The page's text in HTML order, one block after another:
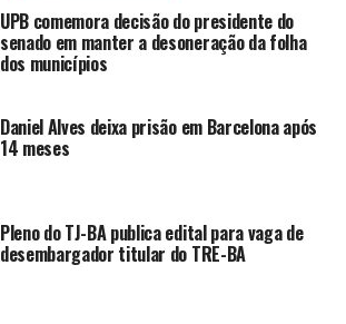
UPB comemora decisão do presidente do
senado em manter a desoneração da folha
dos municípios
Daniel Alves deixa prisão em Barcelona após
14 meses
Pleno do TJ-BA publica edital para vaga de
desembargador titular do TRE-BA